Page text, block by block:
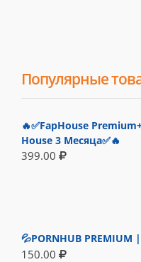
Популярные
🔥✅FapHouse
House 3 Месяца✅🔥
399.00
💦PORNHUB
150.00